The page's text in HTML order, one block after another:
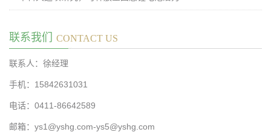
联系我们 CONTACT US
联系人：徐经理
手机：15842631031
电话：0411-86642589
邮箱：ys1@yshg.com-ys5@yshg.com